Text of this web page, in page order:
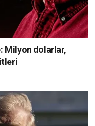
Milyon dolarlar,